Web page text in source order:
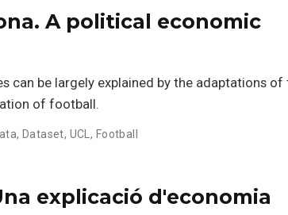
A political economic
can be largely explained by the adaptations of
of football.
, Dataset, UCL , Football
explicació d'economia